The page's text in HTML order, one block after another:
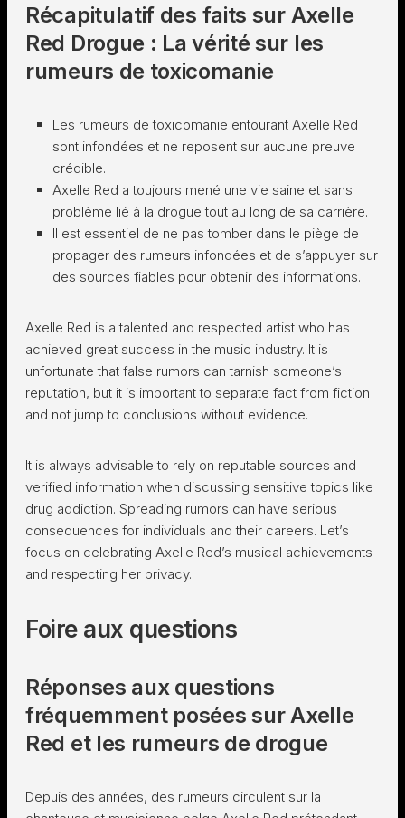
Récapitulatif des faits sur Axelle
Red Drogue : La vérité sur les
rumeurs de toxicomanie
Les rumeurs de toxicomanie entourant Axelle Red
sont infondées et ne reposent sur aucune preuve
crédible.
Axelle Red a toujours mené une vie saine et sans
problème lié à la drogue tout au long de sa carrière.
Il est essentiel de ne pas tomber dans le piège de
propager des rumeurs infondées et de s’appuyer sur
des sources fiables pour obtenir des informations.
Axelle Red is a talented and respected artist who has
achieved great success in the music industry. It is
unfortunate that false rumors can tarnish someone’s
reputation, but it is important to separate fact from fiction
and not jump to conclusions without evidence.
It is always advisable to rely on reputable sources and
verified information when discussing sensitive topics like
drug addiction. Spreading rumors can have serious
consequences for individuals and their careers. Let’s
focus on celebrating Axelle Red’s musical achievements
and respecting her privacy.
Foire aux questions
Réponses aux questions
fréquemment posées sur Axelle
Red et les rumeurs de drogue
Depuis des années, des rumeurs circulent sur la